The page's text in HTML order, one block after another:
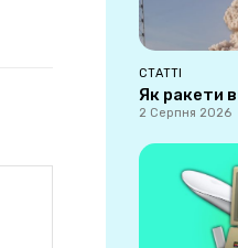
СТАТТІ
Як ракети
2 Серпня 2026